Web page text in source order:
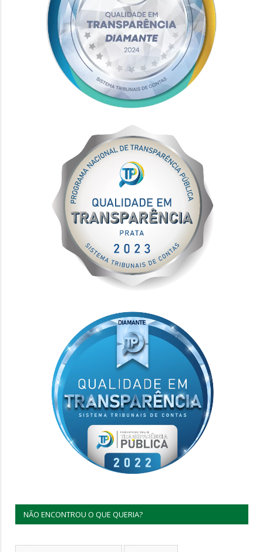
NÃO ENCONTROU O QUE QUERIA?